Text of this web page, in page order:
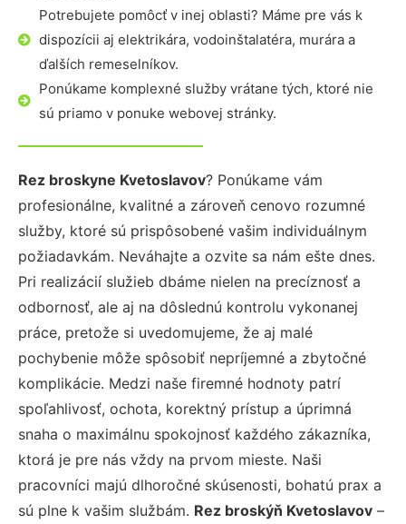
Potrebujete pomôcť v inej oblasti? Máme pre vás k
dispozícii aj elektrikára, vodoinštalatéra, murára a
ďalších remeselníkov.
Ponúkame komplexné služby vrátane tých, ktoré nie
sú priamo v ponuke webovej stránky.
Rez broskyne Kvetoslavov? Ponúkame vám
profesionálne, kvalitné a zároveň cenovo rozumné
služby, ktoré sú prispôsobené vašim individuálnym
požiadavkám. Neváhajte a ozvite sa nám ešte dnes.
Pri realizácií služieb dbáme nielen na precíznosť a
odbornosť, ale aj na dôslednú kontrolu vykonanej
práce, pretože si uvedomujeme, že aj malé
pochybenie môže spôsobiť nepríjemné a zbytočné
komplikácie. Medzi naše firemné hodnoty patrí
spoľahlivosť, ochota, korektný prístup a úprimná
snaha o maximálnu spokojnosť každého zákazníka,
ktorá je pre nás vždy na prvom mieste. Naši
pracovníci majú dlhoročné skúsenosti, bohatú prax a
sú plne k vašim službám. Rez broskýň Kvetoslavov –